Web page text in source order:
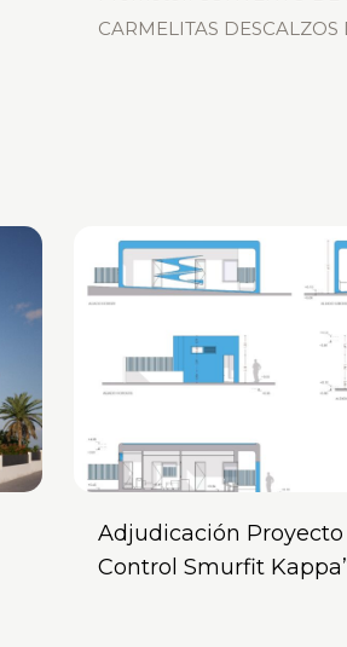
CARMELITAS
Adjudicación Proyecto
Control Smurfit